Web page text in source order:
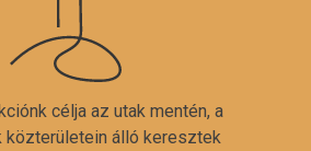
célja az utak mentén, a
közterületein álló keresztek